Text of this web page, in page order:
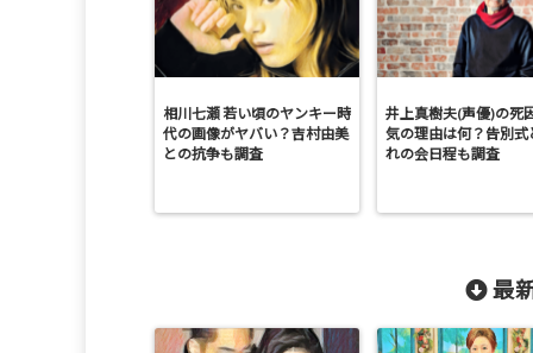
相川七瀬 若い頃のヤンキー時
代の画像がヤバい？吉村由美
との抗争も調査
井上真樹夫(声優)の死
気の理由は何？告別式
れの会日程も調査
最